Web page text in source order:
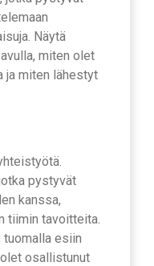
Näytä
miten olet
ja miten lähestyt
pystyvät
kanssa,
tiimin tavoitteita.
tuomalla esiin
osallistunut